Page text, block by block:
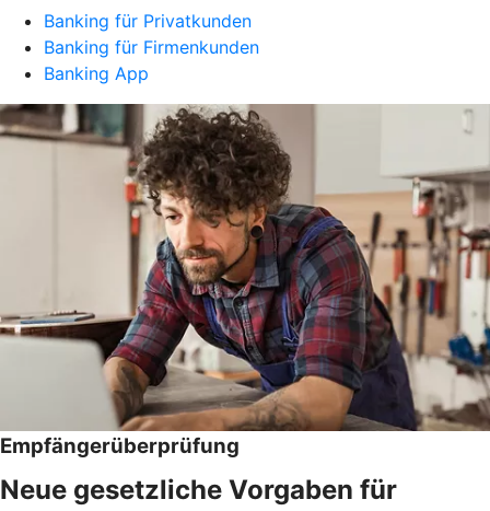
Banking für Privatkunden
Banking für Firmenkunden
Banking App
Empfängerüberprüfung
Neue gesetzliche Vorgaben für